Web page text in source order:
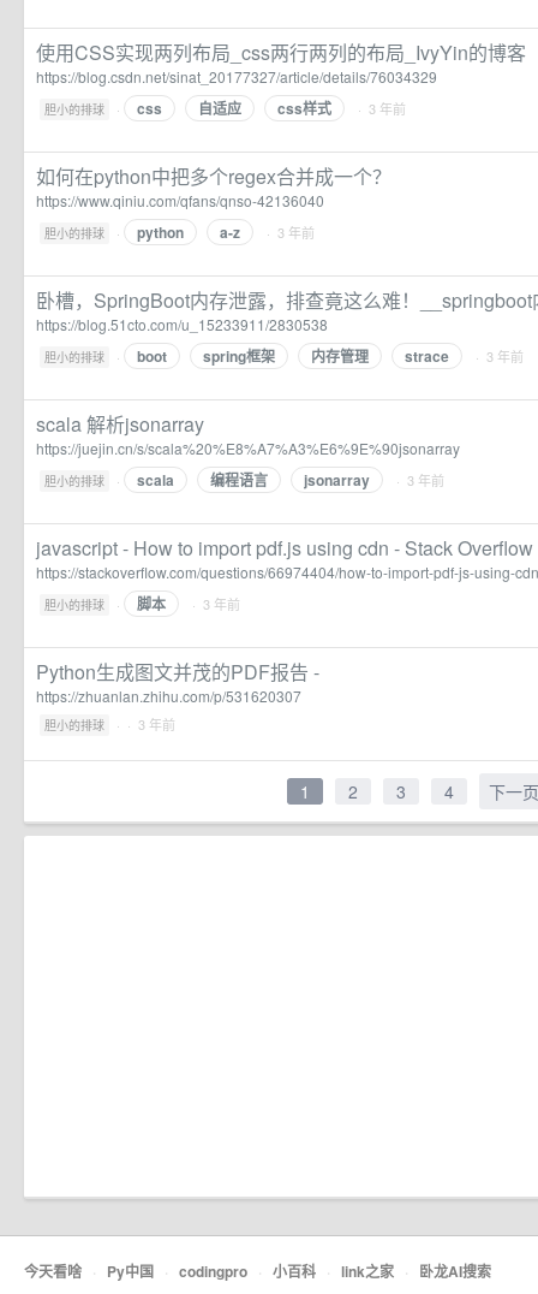
使用CSS实现两列布局_css两行两列的布局_IvyYin的博客
https://blog.csdn.net/sinat_20177327/article/details/76034329
胆小的排球 · css 自适应 css样式 · 3 年前
如何在python中把多个regex合并成一个？
https://www.qiniu.com/qfans/qnso-42136040
胆小的排球 · python a-z · 3 年前
卧槽，SpringBoot内存泄露，排查竟这么难！
https://blog.51cto.com/u_15233911/2830538
胆小的排球 · boot spring框架 内存管理 strace · 3 年前
scala 解析jsonarray
https://juejin.cn/s/scala%20%E8%A7%A3%E6%9E%90jsonarray
胆小的排球 · scala 编程语言 jsonarray · 3 年前
javascript - How to import pdf.js using cdn - Stack Overflow
https://stackoverflow.com/questions/66974404/how-to-import-pdf-js-using-cdn
胆小的排球 · 脚本 · 3 年前
Python生成图文并茂的PDF报告 -
https://zhuanlan.zhihu.com/p/531620307
胆小的排球 · · 3 年前
1 2 3 4 下一页
今天看啥 · Py中国 · codingpro · 小百科 · link之家 · 卧龙AI搜索